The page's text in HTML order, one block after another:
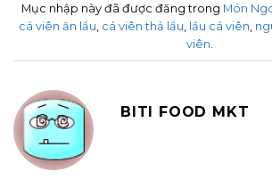
Mục nhập này đã được đăng trong Món
cá viên ăn lẩu cá viên thả lẩu lẩu cá viên
viên
BITI FOOD MKT